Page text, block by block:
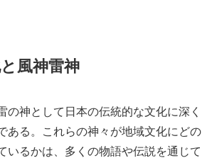
風神雷神
の神として日本の伝統的な文化に深く
ある。これらの神々が地域文化にどの
いるかは、多くの物語や伝説を通じて